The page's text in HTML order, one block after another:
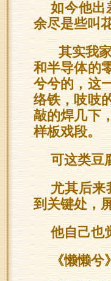
如今他出
余尽是些叫
其实我
和半导体的
兮兮的，这
络铁，吱吱
敲的焊几下
样板戏段。
可这类豆
尤其后来
到关键处，
他自己也
《懒懒